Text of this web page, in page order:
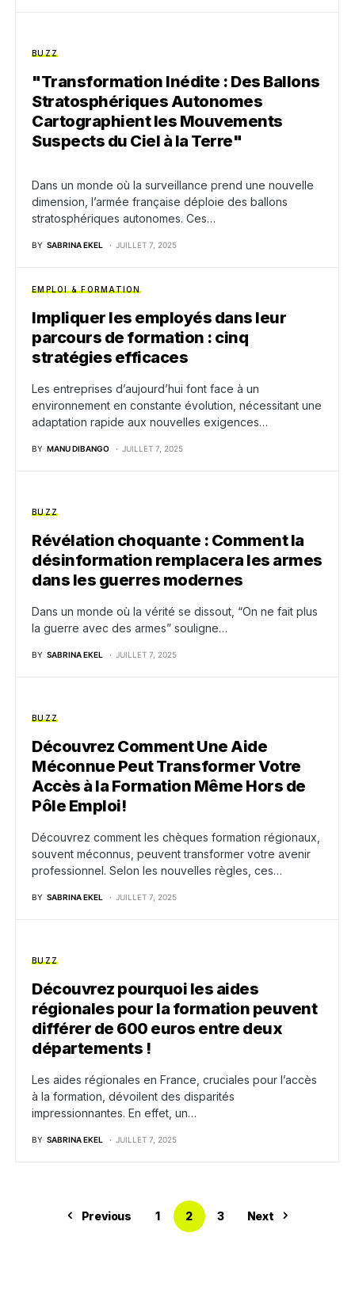
BUZZ
"Transformation Inédite : Des Ballons
Stratosphériques Autonomes
Cartographient les Mouvements
Suspects du Ciel à la Terre"
Dans un monde où la surveillance prend une nouvelle
dimension, l’armée française déploie des ballons
stratosphériques autonomes. Ces…
BY SABRINA EKEL JUILLET 7, 2025
EMPLOI & FORMATION
Impliquer les employés dans leur
parcours de formation : cinq
stratégies efficaces
Les entreprises d’aujourd’hui font face à un
environnement en constante évolution, nécessitant une
adaptation rapide aux nouvelles exigences…
BY MANU DIBANGO JUILLET 7, 2025
BUZZ
Révélation choquante : Comment la
désinformation remplacera les armes
dans les guerres modernes
Dans un monde où la vérité se dissout, “On ne fait plus
la guerre avec des armes” souligne…
BY SABRINA EKEL JUILLET 7, 2025
BUZZ
Découvrez Comment Une Aide
Méconnue Peut Transformer Votre
Accès à la Formation Même Hors de
Pôle Emploi!
Découvrez comment les chèques formation régionaux,
souvent méconnus, peuvent transformer votre avenir
professionnel. Selon les nouvelles règles, ces…
BY SABRINA EKEL JUILLET 7, 2025
BUZZ
Découvrez pourquoi les aides
régionales pour la formation peuvent
différer de 600 euros entre deux
départements !
Les aides régionales en France, cruciales pour l’accès
à la formation, dévoilent des disparités
impressionnantes. En effet, un…
BY SABRINA EKEL JUILLET 7, 2025
Previous 1 2 3 Next